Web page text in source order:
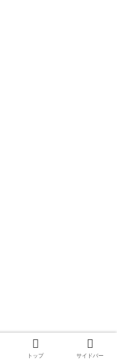
トップ サイドバー